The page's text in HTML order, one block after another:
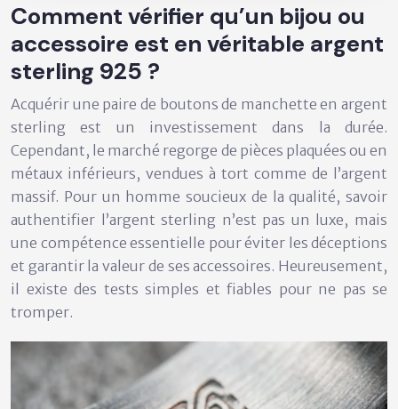
Comment vérifier qu’un bijou ou
accessoire est en véritable argent
sterling 925 ?
Acquérir une paire de boutons de manchette en argent
sterling est un investissement dans la durée.
Cependant, le marché regorge de pièces plaquées ou en
métaux inférieurs, vendues à tort comme de l’argent
massif. Pour un homme soucieux de la qualité, savoir
authentifier l’argent sterling n’est pas un luxe, mais
une compétence essentielle pour éviter les déceptions
et garantir la valeur de ses accessoires. Heureusement,
il existe des tests simples et fiables pour ne pas se
tromper.